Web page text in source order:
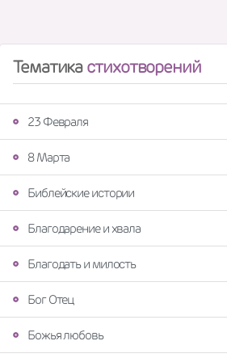
Тематикастихотворений
23 Февраля
8 Марта
Библейские истории
Благодарение и хвала
Благодать и милость
Бог Отец
Божья любовь